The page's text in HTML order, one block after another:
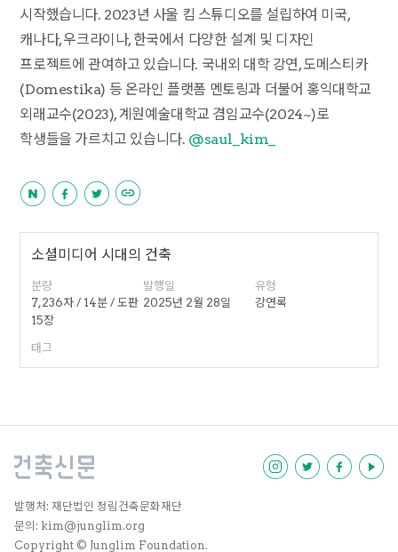
시작했습니다. 2023년 사울 킴 스튜디오를 설립하여 미국,
캐나다, 우크라이나, 한국에서 다양한 설계 및 디자인
프로젝트에 관여하고 있습니다. 국내외 대학 강연, 도메스티카
(Domestika) 등 온라인 플랫폼 멘토링과 더불어 홍익대학교
외래교수(2023), 계원예술대학교 겸임교수(2024~)로
학생들을 가르치고 있습니다. @saul_kim_
소셜미디어 시대의 건축
분량
7,236자 / 14분 / 도판
15장
발행일
2025년 2월 28일
유형
강연록
태그
발행처: 재단법인 정림건축문화재단
문의: kim@junglim.org
Copyright © Junglim Foundation.